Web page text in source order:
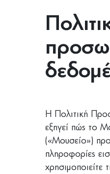
Η Πολιτική
εξηγεί πώς το
(«Μουσείο»)
πληροφορίες
χρησιμοποιείτε